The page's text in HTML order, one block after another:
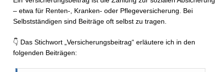
– etwa für Renten-, Kranken- oder Pflegeversicherung. Bei
Selbstständigen sind Beiträge oft selbst zu tragen.
👇 Das Stichwort „Versicherungsbeitrag“ erläutere ich in den
folgenden Beiträgen: